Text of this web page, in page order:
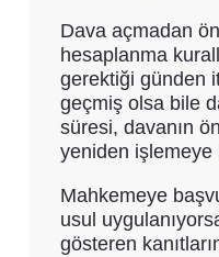
Dava açmadan
hesaplanma
gerektiği günden
geçmiş olsa bile
süresi, davanın
yeniden işlemeye
Mahkemeye
usul
gösteren